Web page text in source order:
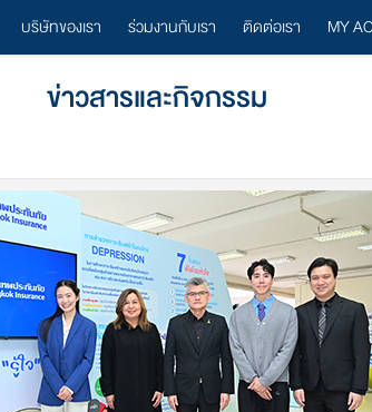
บริษัทของเรา ร่วมงานกับเรา ติดต่อเรา MY
ข่าวสารและกิจกรรม